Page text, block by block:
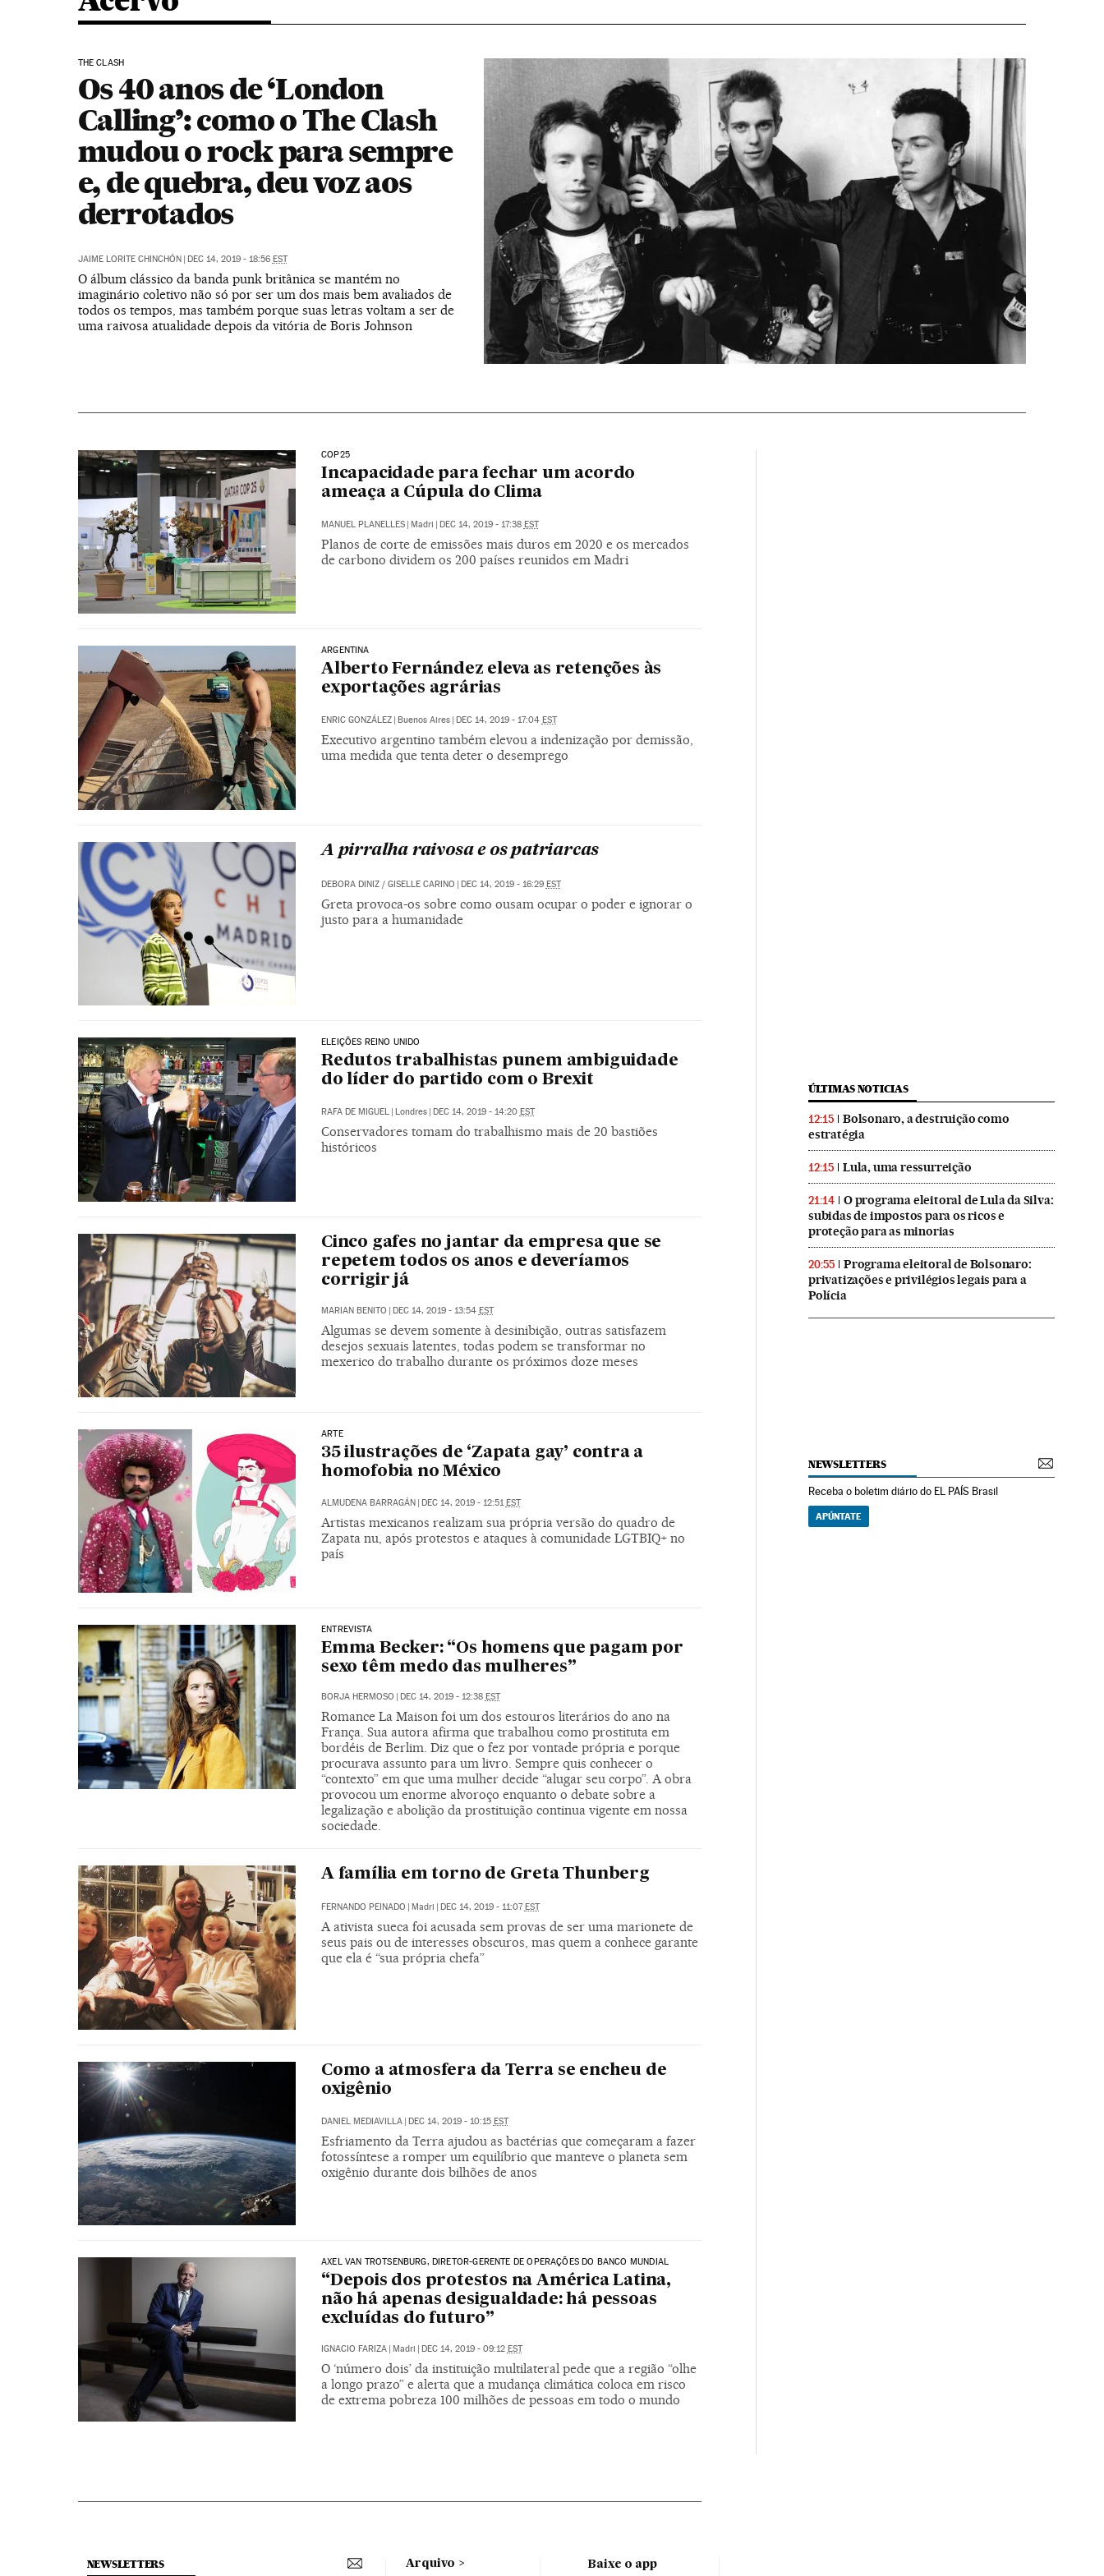
THE CLASH
Os 40 anos de ‘London
Calling’: como o The Clash
mudou o rock para sempre
e, de quebra, deu voz aos
derrotados
JAIME LORITE CHINCHÓN | DEC 14, 2019 - 18:56 EST
O álbum clássico da banda punk britânica se mantém no
imaginário coletivo não só por ser um dos mais bem avaliados de
todos os tempos, mas também porque suas letras voltam a ser de
uma raivosa atualidade depois da vitória de Boris Johnson
COP25
Incapacidade para fechar um acordo
ameaça a Cúpula do Clima
MANUEL PLANELLES | Madri | DEC 14, 2019 - 17:38 EST
Planos de corte de emissões mais duros em 2020 e os mercados
de carbono dividem os 200 países reunidos em Madri
ARGENTINA
Alberto Fernández eleva as retenções às
exportações agrárias
ENRIC GONZÁLEZ Buenos Aires DEC 14, 2019 - 17:04 EST
Executivo argentino também elevou a indenização por demissão,
uma medida que tenta deter o desemprego
A pirralha raivosa e os patriarcas
DEBORA DINIZ/ GISELLE CARINO | DEC 14, 2019 - 16:29 EST
Greta provoca-os sobre como ousam ocupar o poder e ignorar o
justo para a humanidade
ELEIÇÕES REINO UNIDO
Redutos trabalhistas punem ambiguidade
do líder do partido com o Brexit
RAFA DE MIGUEL | Londres | DEC 14, 2019 - 14:20 EST
Conservadores tomam do trabalhismo mais de 20 bastiões
históricos
Cinco gafes no jantar da empresa que se
repetem todos os anos e deveríamos
corrigir já
MARIAN BENITO DEC 14, 2019 - 13:54 EST
Algumas se devem somente à desinibição, outras satisfazem
desejos sexuais latentes, todas podem se transformar no
mexerico do trabalho durante os próximos doze meses
ARTE
35 ilustrações de ‘Zapata gay’ contra a
homofobia no México
ALMUDENA BARRAGÁN | DEC 14, 2019 - 12:51EST
Artistas mexicanos realizam sua própria versão do quadro de
Zapata nu, após protestos e ataques à comunidade LGTBIQ+ no
país
ENTREVISTA
Emma Becker: “Os homens que pagam por
sexo têm medo das mulheres”
BORJA HERMOSO DEC 14, 2019 - 12:38 EST
Romance La Maison foi um dos estouros literários do ano na
França. Sua autora afirma que trabalhou como prostituta em
bordéis de Berlim. Diz que o fez por vontade própria e porque
procurava assunto para um livro. Sempre quis conhecer o
“contexto” em que uma mulher decide “alugar seu corpo”. A obra
provocou um enorme alvoroço enquanto o debate sobre a
legalização e abolição da prostituição continua vigente em nossa
sociedade.
A família em torno de Greta Thunberg
FERNANDO PEINADO Madri DEC 14, 2019 - 11:07 EST
A ativista sueca foi acusada sem provas de ser uma marionete de
seus pais ou de interesses obscuros, mas quem a conhece garante
que ela é “sua própria chefa”
Como a atmosfera da Terra se encheu de
oxigênio
DANIEL MEDIAVILLA | DEC 14, 2019 - 10:15 EST
Esfriamento da Terra ajudou as bactérias que começaram a fazer
fotossíntese a romper um equilíbrio que manteve o planeta sem
oxigênio durante dois bilhões de anos
AXEL VAN TROTSENBURG, DIRETOR-GERENTE DE OPERAÇÕES DO BANCO MUNDIAL
“Depois dos protestos na América Latina,
não há apenas desigualdade: há pessoas
excluídas do futuro”
IGNACIO FARIZA Madri DEC 14, 2019 - 09:12 EST
O ‘número dois’ da instituição multilateral pede que a região “olhe
a longo prazo” e alerta que a mudança climática coloca em risco
de extrema pobreza 100 milhões de pessoas em todo o mundo
ÚLTIMAS NOTICIAS
12:15
Bolsonaro, a destruição como
estratégia
12:15 Lula, uma ressurreição
21:14
O programa eleitoral de Lula da Silva:
subidas de impostos para os ricos e
proteção para as minorias
20:55
Programa eleitoral de Bolsonaro:
privatizações e privilégios legais para a
Polícia
NEWSLETTERS
Receba o boletim diário do EL PAÍS Brasil
APÚNTATE
NEWSLETTERS Arquivo Baixe o app